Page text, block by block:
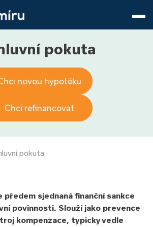
pokuta
novou hypotéku
Chci refinancovat
pokuta
předem sjednaná finanční sankce
povinnosti. Slouží jako prevence
kompenzace, typicky vedle